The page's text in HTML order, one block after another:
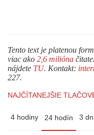
Tento text je platenou
viac ako 2,6 milióna
nájdete TU. Kontakt:
227.
NAJČÍTANEJŠIE
4 hodiny 24 hodín 3